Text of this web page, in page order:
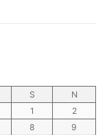
S
N
1
2
8
9